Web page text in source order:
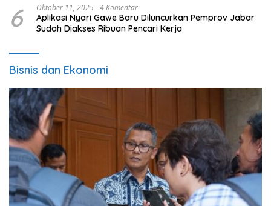
6 Oktober 11, 2025 4 Komentar
Aplikasi Nyari Gawe Baru Diluncurkan Pemprov Jabar
Sudah Diakses Ribuan Pencari Kerja
Bisnis dan Ekonomi